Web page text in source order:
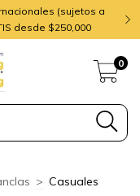
(sujetos a
desde $250,000
0
> Casuales